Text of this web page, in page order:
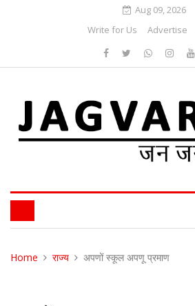
Aug 09, 2026
Write for Us
Advertise
Home राज्य अपणों स्कूल अपणू प्रमाण